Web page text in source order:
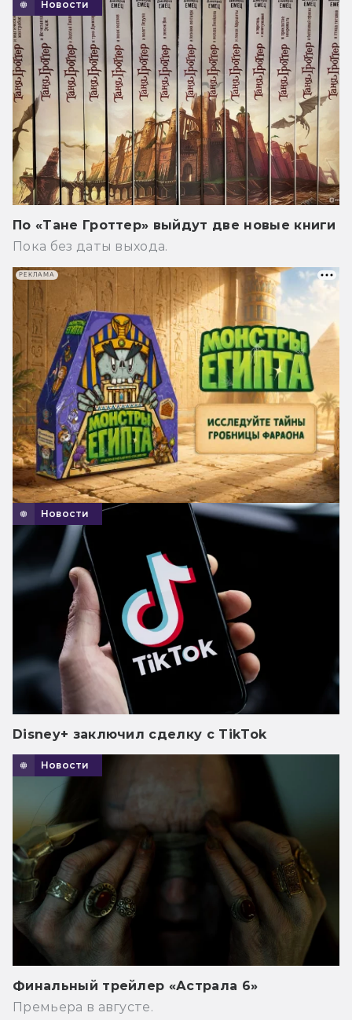
Новости
По «Тане Гроттер» выйдут две новые книги
Пока без даты выхода.
Новости
Disney+ заключил сделку с TikTok
Новости
Финальный трейлер «Астрала 6»
Премьера в августе.
РЕКЛАМА